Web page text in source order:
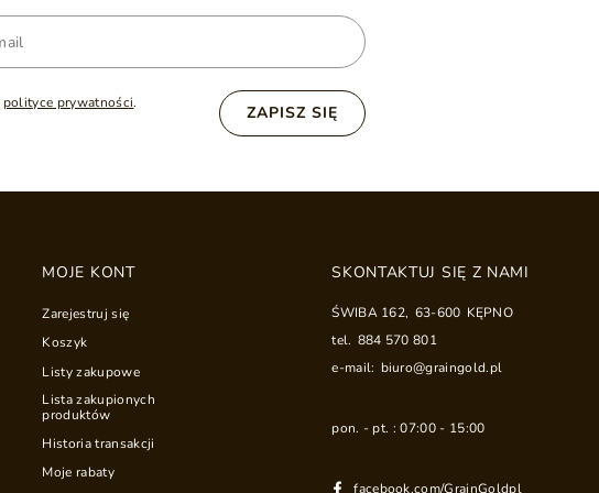
polityce prywatności.
ZAPISZ SIĘ
MOJE KONT
Zarejestruj się
Koszyk
Listy zakupowe
Lista zakupionych
produktów
Historia transakcji
Moje rabaty
SKONTAKTUJ SIĘ Z NAMI
ŚWIBA 162, 63-600 KĘPNO
tel. 884 570 801
e-mail: biuro@graingold.pl
pon. - pt. : 07:00 - 15:00
facebook.com/GrainGoldpl